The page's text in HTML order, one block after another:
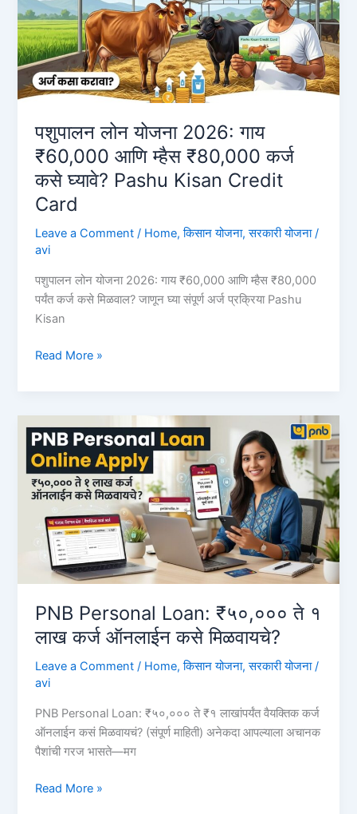
त्वरित
मिळणार
₹1
लाखांपर्यंतचे
कर्ज!
ऑनलाईन
अर्ज
करण्याची
सोपी
BOB
Instant
Personal
Loan
पशुपालन लोन योजना 2026: गाय
₹60,000 आणि म्हैस ₹80,000 कर्ज
कसे घ्यावे? Pashu Kisan Credit
Card
Leave a Comment / Home,किसान योजना,सरकारी योजना/
avi
पशुपालन लोन योजना 2026: गाय ₹60,000 आणि म्हैस ₹80,000
पर्यंत कर्ज कसे मिळवाल? जाणून घ्या संपूर्ण अर्ज प्रक्रिया Pashu
Kisan
पशुपालन
2026:
गाय
₹60,000
आणि
म्हैस
₹80,000
कर्ज
कसे
घ्यावे?
Pashu
Kisan
Credit
Card
Read More »
PNB Personal Loan: ₹५०,००० ते १
लाख कर्ज ऑनलाईन कसे मिळवायचे?
Leave a Comment / Home,किसान योजना,सरकारी योजना/
avi
PNB Personal Loan: ₹५०,००० ते ₹१ लाखांपर्यंत वैयक्तिक कर्ज
ऑनलाईन कसं मिळवायचं? (संपूर्ण माहिती) अनेकदा आपल्याला अचानक
पैशांची गरज भासते—मग
PNB
Read More »